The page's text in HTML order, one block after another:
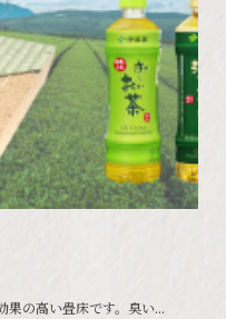
果の高い畳床です。臭い...